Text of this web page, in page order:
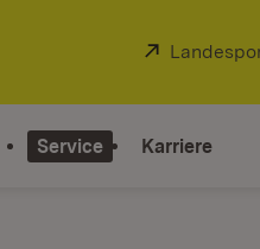
Extern:
Service Karriere